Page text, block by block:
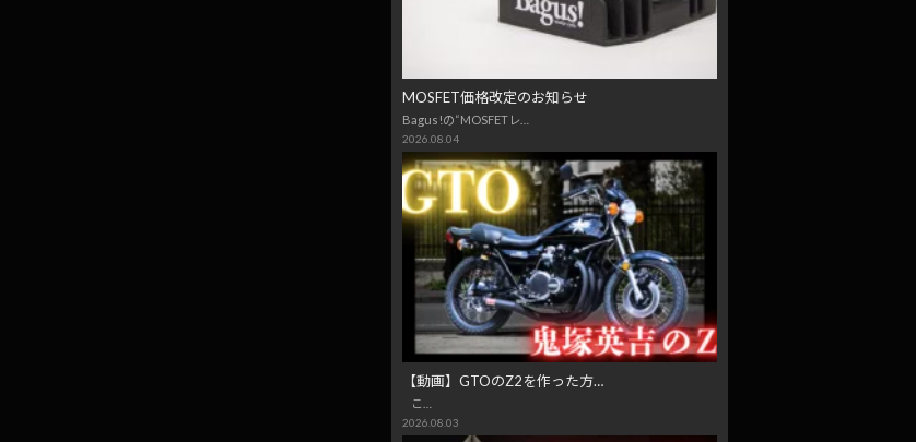
MOSFET価格改定のお知らせ
Bagus!の“MOSFETレ…
2026.08.04
【動画】GTOのZ2を作った方…
こ…
2026.08.03